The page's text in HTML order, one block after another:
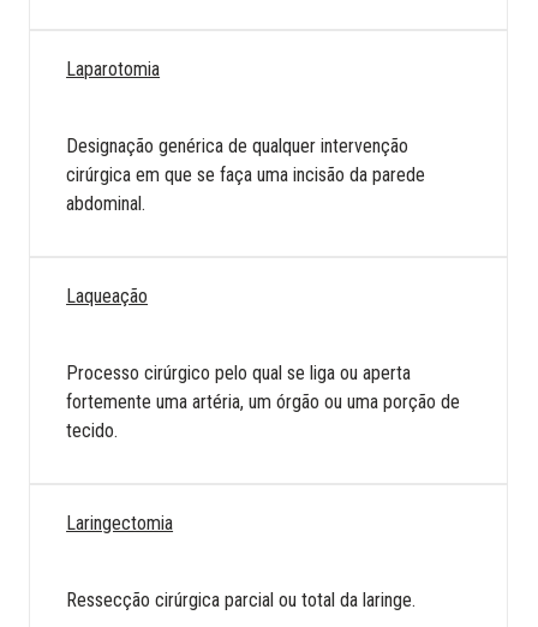
Laparotomia
Designação genérica de qualquer intervenção
cirúrgica em que se faça uma incisão da parede
abdominal.
Laqueação
Processo cirúrgico pelo qual se liga ou aperta
fortemente uma artéria, um órgão ou uma porção de
tecido.
Laringectomia
Ressecção cirúrgica parcial ou total da laringe.